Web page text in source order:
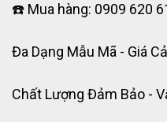
☎️ Mua hàng: 0909 620
Đa Dạng Mẫu Mã - Giá
Chất Lượng Đảm Bảo -